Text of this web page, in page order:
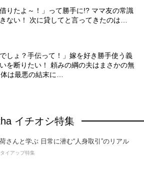
借りたよ～！」って勝手に!? ママ友の常識
ない！ 次に貸してと言ってきたのは…
でしょ？手伝って！」嫁を好き勝手使う義
を断りたい！ 頼みの綱の夫はまさかの無
は最悪の結末に…
イチオシ特集
さんと学ぶ 日常に潜む“人身取引”のリアル
イアップ特集